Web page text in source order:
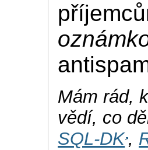
Mám rád,
vědí, co
SQL-DK,